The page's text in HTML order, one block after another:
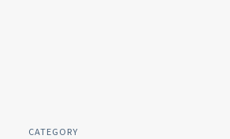
CATEGORY